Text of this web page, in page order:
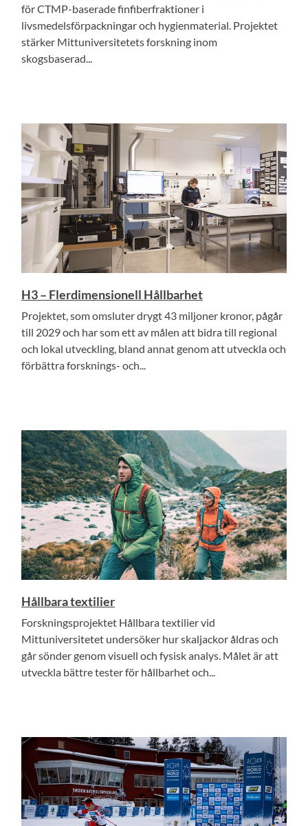
för CTMP-baserade finfiberfraktioner i
livsmedelsförpackningar och hygienmaterial. Projektet
stärker Mittuniversitetets forskning inom
skogsbaserad...
H3 – Flerdimensionell Hållbarhet
Projektet, som omsluter drygt 43 miljoner kronor, pågår
till 2029 och har som ett av målen att bidra till regional
och lokal utveckling, bland annat genom att utveckla och
förbättra forsknings- och...
Hållbara textilier
Forskningsprojektet Hållbara textilier vid
Mittuniversitetet undersöker hur skaljackor åldras och
går sönder genom visuell och fysisk analys. Målet är att
utveckla bättre tester för hållbarhet och...